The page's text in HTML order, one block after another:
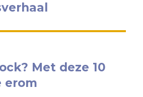
Met deze 10
erom